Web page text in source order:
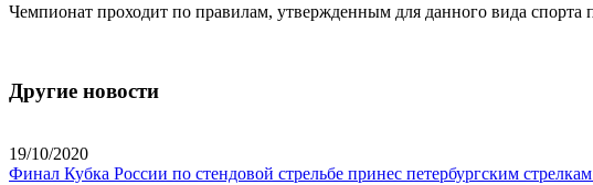
Чемпионат проходит по правилам, утвержденным для данного вида спорта
Другие новости
19/10/2020
Финал Кубка России по стендовой стрельбе принес петербургским